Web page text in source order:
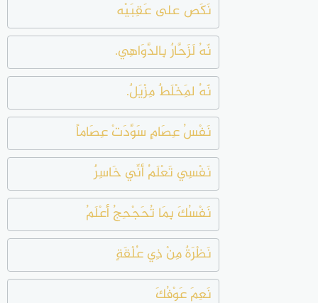
نَكَص على عَقِبَيْه
نّهُ لَزَحَّارٌ بِالدَّوَاهِي.
نّهُ لَمِخْلَطٌ مِزْيَلٌ.
نَفْسُ عِصَامٍ سَوَّدَتْ عِصَاماً
نَفْسِي تَعْلَمُ أنِّي خَاسِرٌ
نَفْسُكَ بِمَا تُحَجْحِجُ أعْلَمُ
نَظْرَةٌ مِنْ ذِي عُلْقَةٍ
نَعِمَ عَوْفُكَ